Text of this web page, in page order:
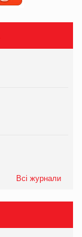
Всі журнали